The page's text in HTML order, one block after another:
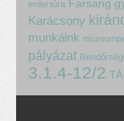
erdei túra Farsang
Karácsony
munkáink
pályázat
3.1.4-12/2